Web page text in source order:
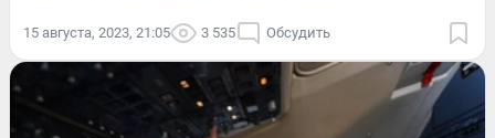
15 августа, 2023, 21:05 3 535 Обсудить